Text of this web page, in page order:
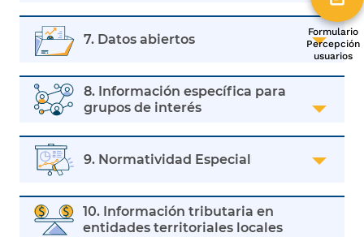
Formulario
Percepción
usuarios
7. Datos abiertos
8. Información específica para
grupos de interés
9. Normatividad Especial
10. Información tributaria en
entidades territoriales locales